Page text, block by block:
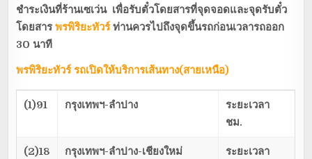
ชำระเงินที่ร้านเซเว่น เพื่อรับตั๋วโดยสารที่จุดจอดและจุดรับตั๋ว
โดยสารพรพิริยะทัวร์ท่านควรไปถึงจุดขึ้นรถก่อนเวลารถออก
30 นาที
พรพิริยะทัวร์รถเปิดให้บริการเส้นทาง(สายเหนือ)
(1)91 กรุงเทพฯ-ลำปาง
ระยะเวลา
ชม.
(2)18 กรุงเทพฯ-ลำปาง-เชียงใหม่
ระยะเวลา